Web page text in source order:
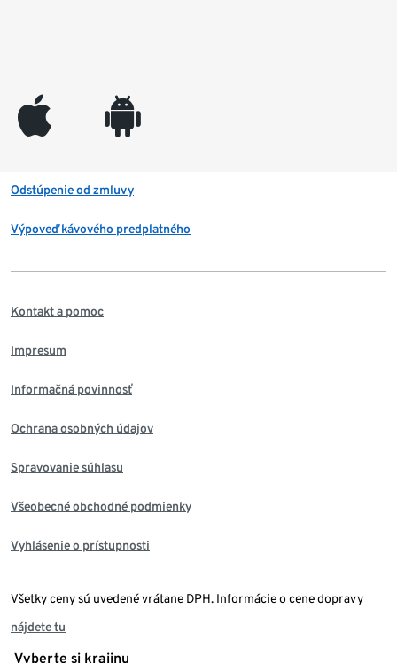
appleinc android
Odstúpenie od zmluvy
Výpoveď kávového predplatného
Kontakt a pomoc
Impresum
Informačná povinnosť
Ochrana osobných údajov
Spravovanie súhlasu
Všeobecné obchodné podmienky
Vyhlásenie o prístupnosti
Všetky ceny sú uvedené vrátane DPH. Informácie o cene dopravy
nájdete tu
Vyberte si krajinu